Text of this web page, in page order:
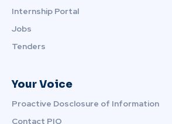
Internship Portal
Jobs
Tenders
Your Voice
Proactive Dosclosure of Information
Contact PIO